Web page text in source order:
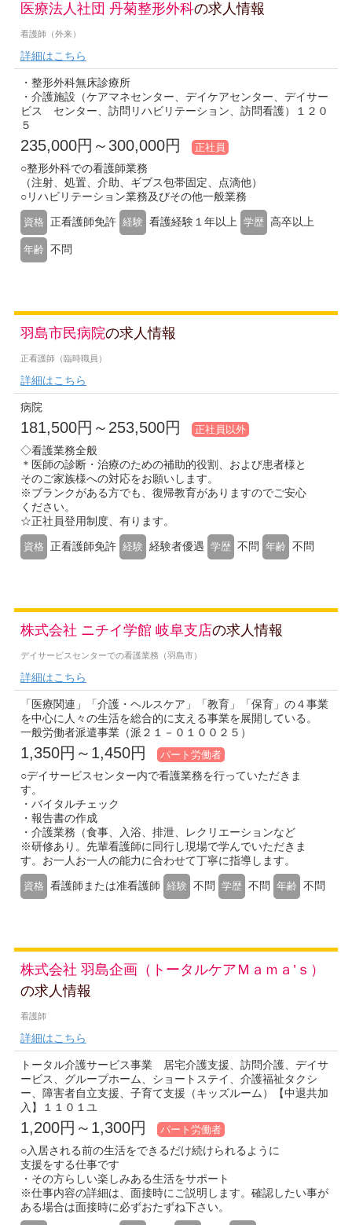
医療法人社団 丹菊整形外科の求人情報
看護師（外来）
詳細はこちら
・整形外科無床診療所
・介護施設（ケアマネセンター、デイケアセンター、デイサー
ビス センター、訪問リハビリテーション、訪問看護）１２０
５
235,000円～300,000円 正社員
○整形外科での看護師業務
（注射、処置、介助、ギブス包帯固定、点滴他）
○リハビリテーション業務及びその他一般業務
資格 正看護師免許 経験 看護経験１年以上 学歴 高卒以上
年齢 不問
羽島市民病院の求人情報
正看護師（臨時職員）
詳細はこちら
病院
181,500円～253,500円 正社員以外
◇看護業務全般
＊医師の診断・治療のための補助的役割、および患者様と
そのご家族様への対応をお願いします。
※ブランクがある方でも、復帰教育がありますのでご安心
ください。
☆正社員登用制度、有ります。
資格 正看護師免許 経験 経験者優遇 学歴 不問 年齢 不問
株式会社 ニチイ学館 岐阜支店の求人情報
デイサービスセンターでの看護業務（羽島市）
詳細はこちら
「医療関連」「介護・ヘルスケア」「教育」「保育」の４事業
を中心に人々の生活を総合的に支える事業を展開している。
一般労働者派遣事業（派２１－０１００２５）
1,350円～1,450円 パート労働者
○デイサービスセンター内で看護業務を行っていただきま
す。
・バイタルチェック
・報告書の作成
・介護業務（食事、入浴、排泄、レクリエーションなど
※研修あり。先輩看護師に同行し現場で学んでいただきま
す。お一人お一人の能力に合わせて丁寧に指導します。
資格 看護師または准看護師 経験 不問 学歴 不問 年齢 不問
株式会社 羽島企画（トータルケアＭａｍａ’ｓ）
の求人情報
看護師
詳細はこちら
トータル介護サービス事業 居宅介護支援、訪問介護、デイサ
ービス、グループホーム、ショートステイ、介護福祉タクシ
ー、障害者自立支援、子育て支援（キッズルーム）【中退共加
入】１１０１ユ
1,200円～1,300円 パート労働者
○入居される前の生活をできるだけ続けられるように
支援をする仕事です
・その方らしい楽しみある生活をサポート
※仕事内容の詳細は、面接時にご説明します。確認したい事が
ある場合は面接時に必ずおたずね下さい。